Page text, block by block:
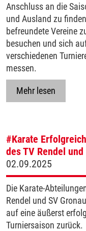
Anschluss an die
und Ausland zu
befreundete Vereine
besuchen und sich
verschiedenen
messen.
Mehr lesen
#Karate
des TV Rendel und
02.09.2025
Die Karate-
Rendel und SV
auf eine äußerst
Turniersaison zurück.